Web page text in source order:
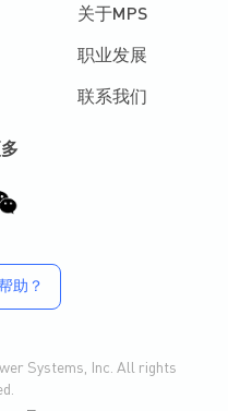
关于MPS
职业发展
联系我们
助？
Systems, Inc. All rights